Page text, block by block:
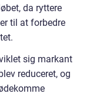
da ryttere
til at forbedre
sig markant
reduceret, og